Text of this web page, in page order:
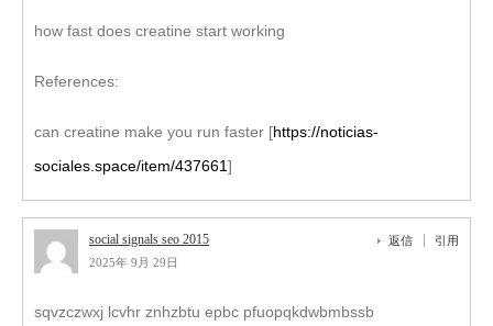
how fast does creatine start working
References:
can creatine make you run faster [https://noticias-
sociales.space/item/437661 ]
social signals seo 2015
2025年 9月 29日
返信 引用
sqvzczwxj lcvhr znhzbtu epbc pfuopqkdwbmbssb